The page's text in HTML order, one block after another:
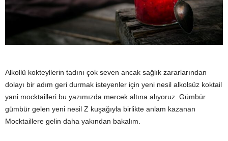
Alkollü kokteyllerin tadını çok seven ancak sağlık zararlarından
dolayı bir adım geri durmak isteyenler için yeni nesil alkolsüz koktail
yani mocktailleri bu yazımızda mercek altına alıyoruz. Gümbür
gümbür gelen yeni nesil Z kuşağıyla birlikte anlam kazanan
Mocktaillere gelin daha yakından bakalım.